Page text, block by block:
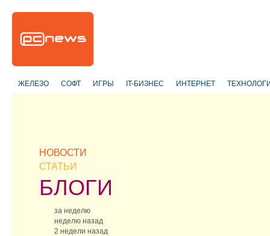
ЖЕЛЕЗО СОФТ ИГРЫ IT-БИЗНЕС ИНТЕРНЕТ
НОВОСТИ
СТАТЬИ
БЛОГИ
за неделю
неделю назад
2 недели назад